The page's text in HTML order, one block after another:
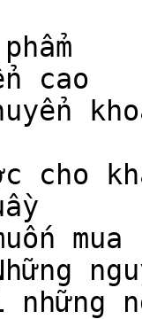
cao
cho
mua
những